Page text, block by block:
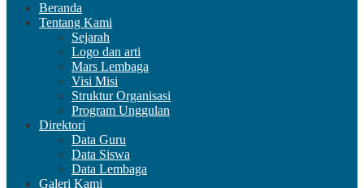
Beranda
Tentang Kami
Sejarah
Logo dan arti
Mars Lembaga
Visi Misi
Struktur Organisasi
Program Unggulan
Direktori
Data Guru
Data Siswa
Data Lembaga
Galeri Kami